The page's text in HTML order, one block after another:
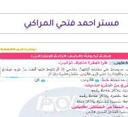
مستر احمد فتحي المراكبي